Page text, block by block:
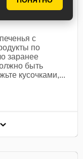
с
с
по
заранее
быть
кусочками,...